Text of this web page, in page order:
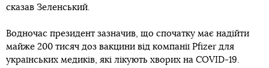
сказав Зеленський.
Водночас президент зазначив, що спочатку має надійти
майже 200 тисяч доз вакцини від компанії Pfizer для
українських медиків, які лікують хворих на COVID-19.